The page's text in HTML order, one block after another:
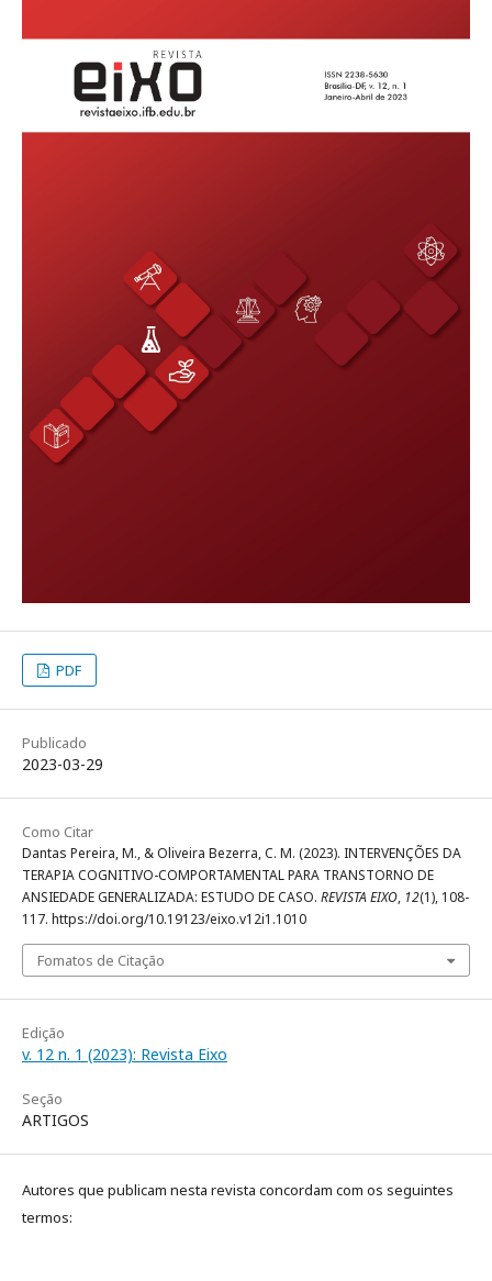
PDF
Publicado
2023-03-29
Como Citar
Dantas Pereira, M., & Oliveira Bezerra, C. M. (2023). INTERVENÇÕES DA
TERAPIA COGNITIVO-COMPORTAMENTAL PARA TRANSTORNO DE
ANSIEDADE GENERALIZADA: ESTUDO DE CASO. REVISTA EIXO, 12(1), 108-
117. https://doi.org/10.19123/eixo.v12i1.1010
Fomatos de Citação
Edição
v. 12 n. 1 (2023): Revista Eixo
Seção
ARTIGOS
Autores que publicam nesta revista concordam com os seguintes
termos: